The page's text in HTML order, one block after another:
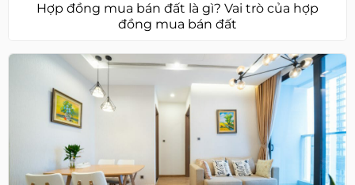
Hợp đồng mua bán đất là gì? Vai trò của hợp
đồng mua bán đất